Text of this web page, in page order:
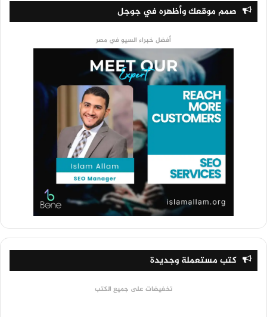
صمم موقعك وأظهره في جوجل
أفضل خبراء السيو في مصر
كتب مستعملة وجديدة
تخفيضات على جميع الكتب